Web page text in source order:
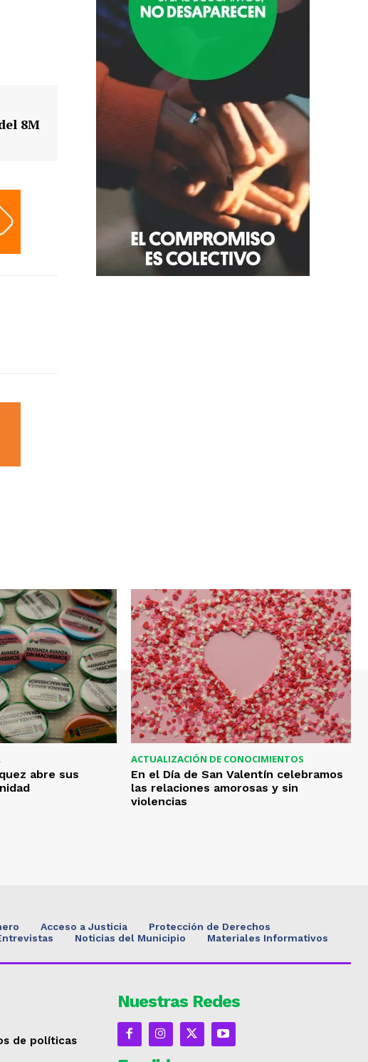
8M
abre sus
ACTUALIZACIÓN DE CONOCIMIENTOS
En el Día de San Valentín celebramos
las relaciones amorosas y sin
violencias
Acceso a Justicia
Protección de Derechos
Noticias del Municipio Materiales Informativos
de políticas
Nuestras Redes